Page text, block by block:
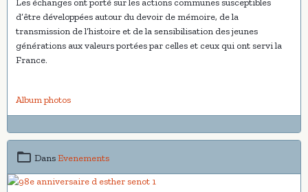
Les échanges ont porté sur les actions communes susceptibles
d’être développées autour du devoir de mémoire, de la
transmission de l’histoire et de la sensibilisation des jeunes
générations aux valeurs portées par celles et ceux qui ont servi la
France.
Album photos
DansEvenements